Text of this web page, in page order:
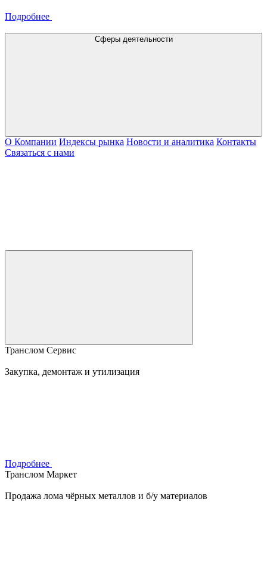
Подробнее
Сферы деятельности
О Компании Индексы рынка Новости и аналитика Контакты
Связаться с нами
Транслом Сервис
Закупка, демонтаж и утилизация
Подробнее
Транслом Маркет
Продажа лома чёрных металлов и б/у материалов